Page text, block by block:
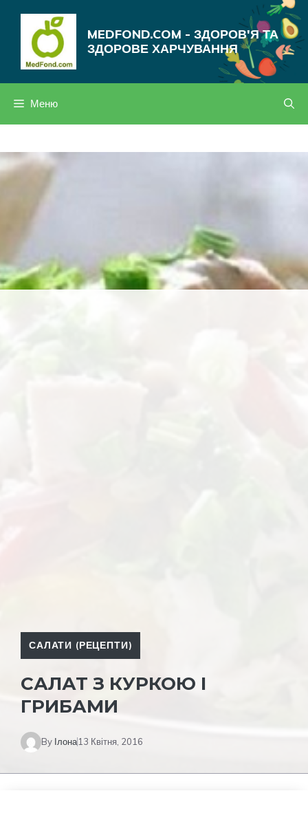
MEDFOND.COM - ЗДОРОВ'Я ТА
ЗДОРОВЕ ХАРЧУВАННЯ
Меню
САЛАТИ (РЕЦЕПТИ)
САЛАТ З КУРКОЮ І
ГРИБАМИ
By Ілона13 Квітня, 2016